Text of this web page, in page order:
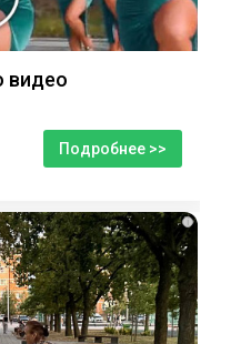
видео
Подробнее >>
i